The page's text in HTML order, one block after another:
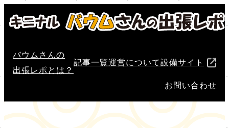
バウムさんの
出張レポとは？
記事一覧運営について設備サイト
お問い合わせ